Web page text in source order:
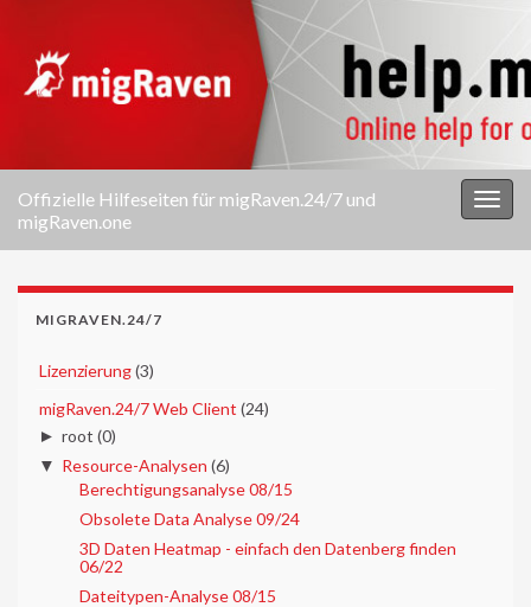
Offizielle Hilfeseiten für migRaven.24/7 und
migRaven.one
MIGRAVEN.24/7
Lizenzierung(3)
migRaven.24/7 Web Client (24)
► root (0)
▼ Resource-Analysen (6)
Berechtigungsanalyse 08/15
Obsolete Data Analyse 09/24
3D Daten Heatmap - einfach den Datenberg finden
06/22
Dateitypen-Analyse 08/15